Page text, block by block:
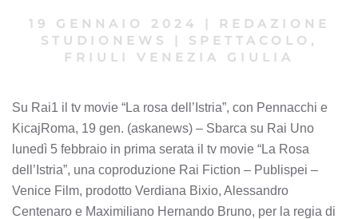
19 GENNAIO 2024
REDAZIONE
STUDIONEWS
SPETTACOLO,
FRIULI VENEZIA GIULIA
Su Rai1 il tv movie “La rosa dell’Istria”, con Pennacchi e
KicajRoma, 19 gen. (askanews) – Sbarca su Rai Uno
lunedì 5 febbraio in prima serata il tv movie “La Rosa
dell’Istria”, una coproduzione Rai Fiction – Publispei –
Venice Film, prodotto Verdiana Bixio, Alessandro
Centenaro e Maximiliano Hernando Bruno, per la regia di